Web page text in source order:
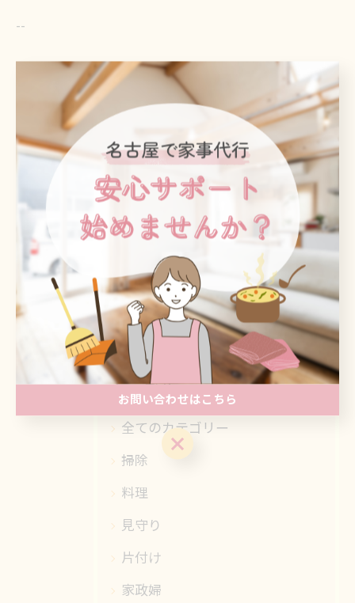
--
< 前のページ 一覧に戻る 次のページ >
関連タグ
#お手伝いさん
#お手伝いさん
#お手伝いさん
カテゴリー Categories
全てのカテゴリー
掃除
料理
見守り
片付け
家政婦
お問い合わせはこちら
お問い合わせはこちら